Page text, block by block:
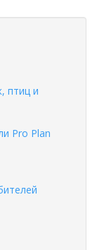
птиц и
Pro Plan